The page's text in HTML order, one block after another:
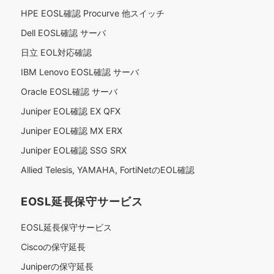
HPE EOSL確認 Procurve 他スイッチ
Dell EOSL確認 サーバ
日立 EOL対応確認
IBM Lenovo EOSL確認 サーバ
Oracle EOSL確認 サーバ
Juniper EOL確認 EX QFX
Juniper EOL確認 MX ERX
Juniper EOL確認 SSG SRX
Allied Telesis, YAMAHA, FortiNetのEOL確認
EOSL延長保守サービス
EOSL延長保守サービス
Ciscoの保守延長
Juniperの保守延長